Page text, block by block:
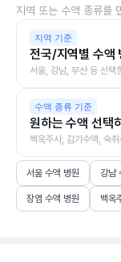
지역 또는 수액 종류를
지역 기준
전국/지역별 수액
서울, 강남, 부산 등 선택
수액 종류 기준
원하는 수액 선택
백옥주사, 감기수액, 숙
서울 수액 병원 강남
장염 수액 병원 백옥